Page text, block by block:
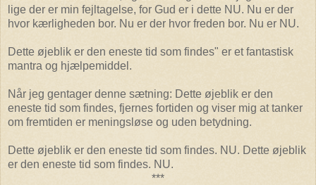
lige der er min fejltagelse, for Gud er i dette NU. Nu er der
hvor kærligheden bor. Nu er der hvor freden bor. Nu er NU.
Dette øjeblik er den eneste tid som findes" er et fantastisk
mantra og hjælpemiddel.
Når jeg gentager denne sætning: Dette øjeblik er den
eneste tid som findes, fjernes fortiden og viser mig at tanker
om fremtiden er meningsløse og uden betydning.
Dette øjeblik er den eneste tid som findes. NU. Dette øjeblik
er den eneste tid som findes. NU.
***